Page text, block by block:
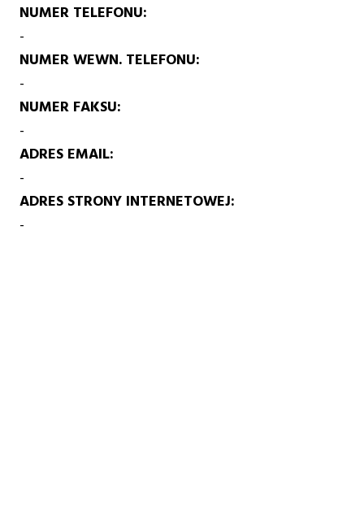
NUMER TELEFONU
-
NUMER WEWN. TELEFONU
-
NUMER FAKSU
-
ADRES EMAIL
-
ADRES STRONY INTERNETOWEJ
-